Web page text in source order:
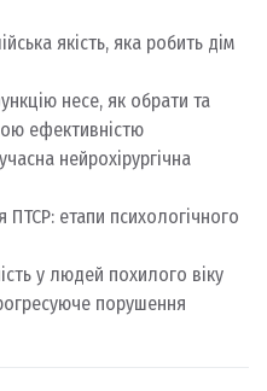
якість, яка робить дім
несе, як обрати та
ефективністю
нейрохірургічна
ПТСР: етапи психологічного
у людей похилого віку
порушення